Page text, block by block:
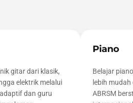
gitar dari klasik,
elektrik melalui
dan guru
Piano
Belajar
lebih
ABRSM